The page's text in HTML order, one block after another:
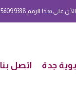
0556099338 وأحصل على أقل سعر.
جدة اتصل بنا